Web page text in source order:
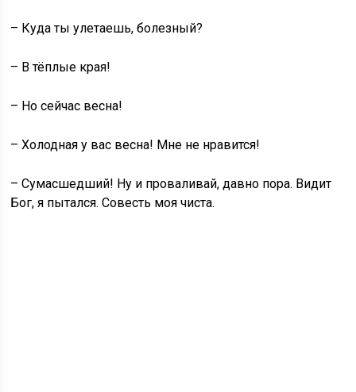
– Куда ты улетаешь, болезный?
– В тёплые края!
– Но сейчас весна!
– Холодная у вас весна! Мне не нравится!
– Сумасшедший! Ну и проваливай, давно пора. Видит
Бог, я пытался. Совесть моя чиста.